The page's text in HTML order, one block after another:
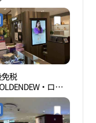
税
・ロッ
店テグ（大邱）店
롯데백화점 대구